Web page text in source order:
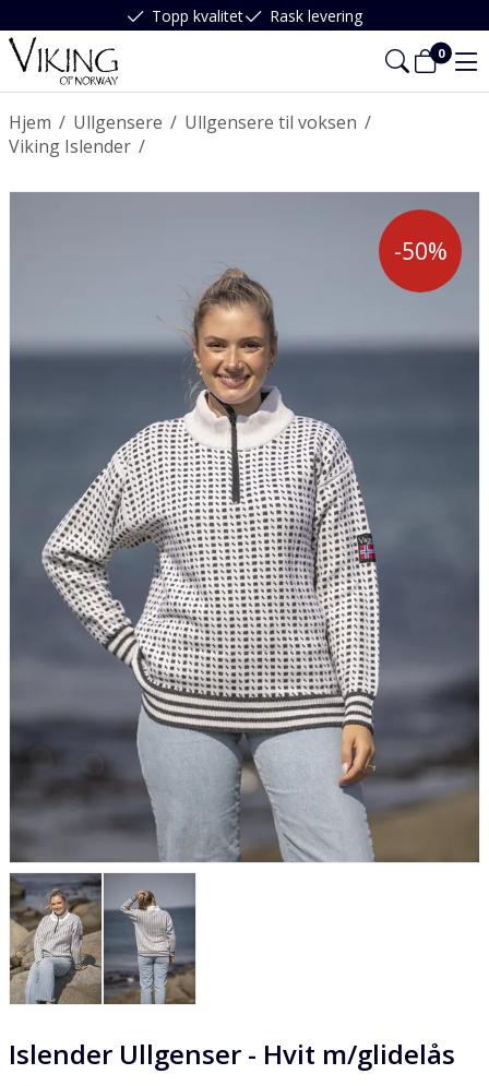
Topp kvalitet Rask levering
0
/
Hjem /
Ullgensere /
Ullgensere til voksen
/
Viking Islender
-50%
Islender Ullgenser - Hvit m/glidelås